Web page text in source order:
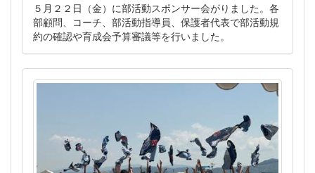
５月２２日（金）に部活動スポンサー会がりました。各
部顧問、コーチ、部活動指導員、保護者代表で部活動規
約の確認や育成会予算審議等を行いました。